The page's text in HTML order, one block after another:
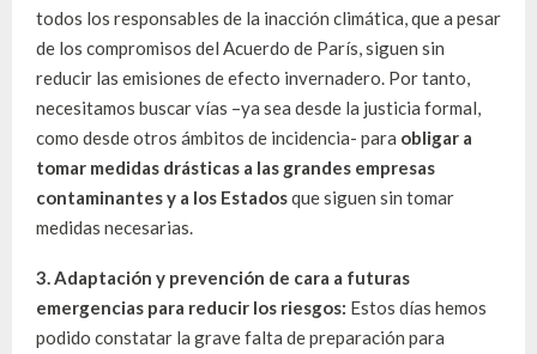
todos los responsables de la inacción climática, que a pesar
de los compromisos del Acuerdo de París, siguen sin
reducir las emisiones de efecto invernadero. Por tanto,
necesitamos buscar vías –ya sea desde la justicia formal,
como desde otros ámbitos de incidencia- para obligar a
tomar medidas drásticas a las grandes empresas
contaminantes y a los Estadosque siguen sin tomar
medidas necesarias.
3. Adaptación y prevención de cara a futuras
emergencias para reducir los riesgos: Estos días hemos
podido constatar la grave falta de preparación para